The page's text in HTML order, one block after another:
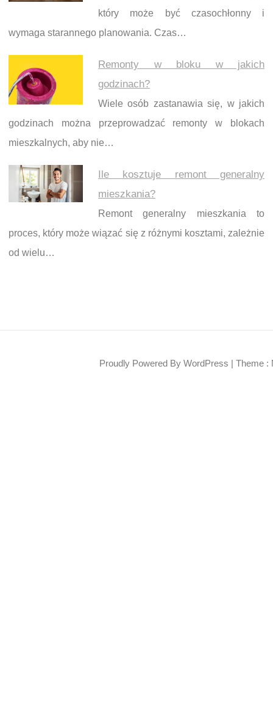
który może być czasochłonny i
wymaga starannego planowania. Czas…
Remonty w bloku w jakich
godzinach?
Wiele osób zastanawia się, w jakich
godzinach można przeprowadzać remonty w blokach
mieszkalnych, aby nie…
Ile kosztuje remont generalny
mieszkania?
Remont generalny mieszkania to
proces, który może wiązać się z różnymi kosztami, zależnie
od wielu…
Proudly Powered By WordPress | Theme :